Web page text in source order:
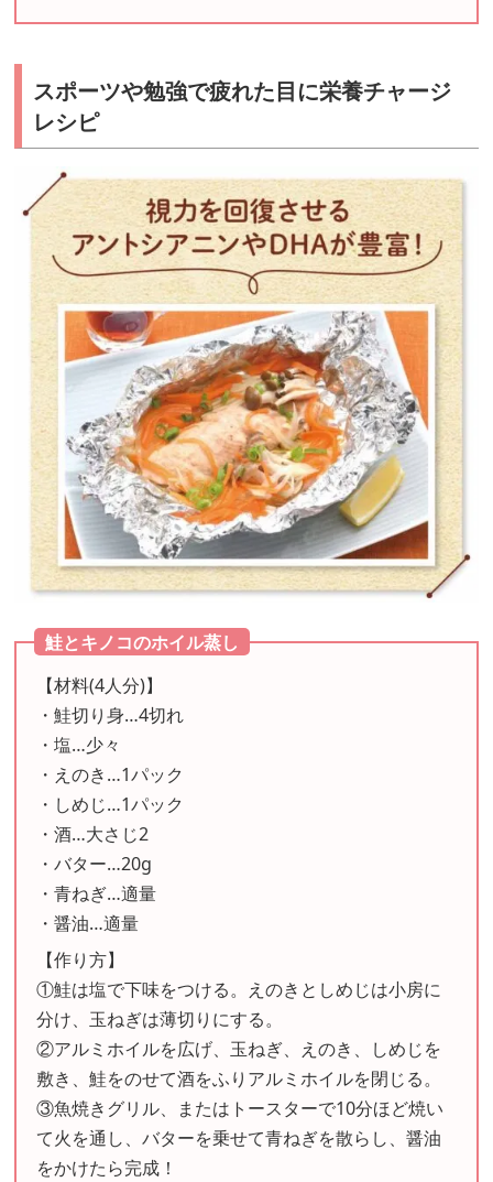
スポーツや勉強で疲れた目に栄養チャージ
レシピ
鮭とキノコのホイル蒸し
【材料(4人分)】
・鮭切り身…4切れ
・塩…少々
・えのき…1パック
・しめじ…1パック
・酒…大さじ2
・バター…20g
・青ねぎ…適量
・醤油…適量
【作り方】
①鮭は塩で下味をつける。えのきとしめじは小房に
分け、玉ねぎは薄切りにする。
②アルミホイルを広げ、玉ねぎ、えのき、しめじを
敷き、鮭をのせて酒をふりアルミホイルを閉じる。
③魚焼きグリル、またはトースターで10分ほど焼い
て火を通し、バターを乗せて青ねぎを散らし、醤油
をかけたら完成！